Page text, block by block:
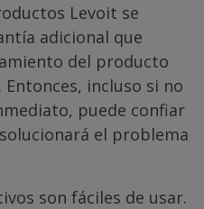
Levoit se
adicional que
del producto
incluso si no
puede confiar
el problema
son fáciles de usar.